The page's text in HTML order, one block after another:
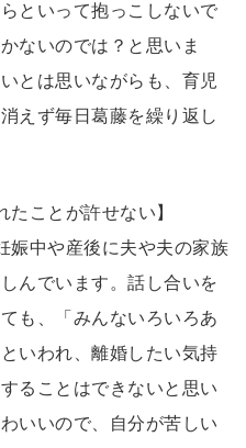
といって抱っこしないで
ないのでは？と思いま
とは思いながらも、育児
えず毎日葛藤を繰り返し
たことが許せない】
娠中や産後に夫や夫の家族
んでいます。話し合いを
も、「みんないろいろあ
いわれ、離婚したい気持
ることはできないと思い
いいので、自分が苦しい